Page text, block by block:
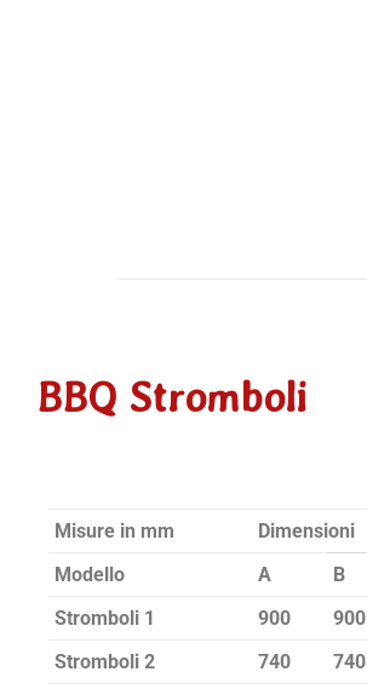
BBQ Stromboli
Misure in mm
Dimensioni
Modello
A B
Stromboli 1
900 900
Stromboli 2
740 740